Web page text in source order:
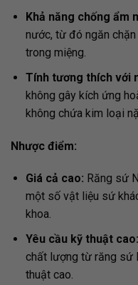
Khả năng chống ẩm
nước, từ đó ngăn
trong miệng.
Tính tương thích với
không gây kích ứng
không chứa kim loại
Nhược điểm:
Giá cả cao: Răng sứ
một số vật liệu sứ
khoa.
Yêu cầu kỹ thuật cao:
chất lượng từ răng sứ
thuật cao.